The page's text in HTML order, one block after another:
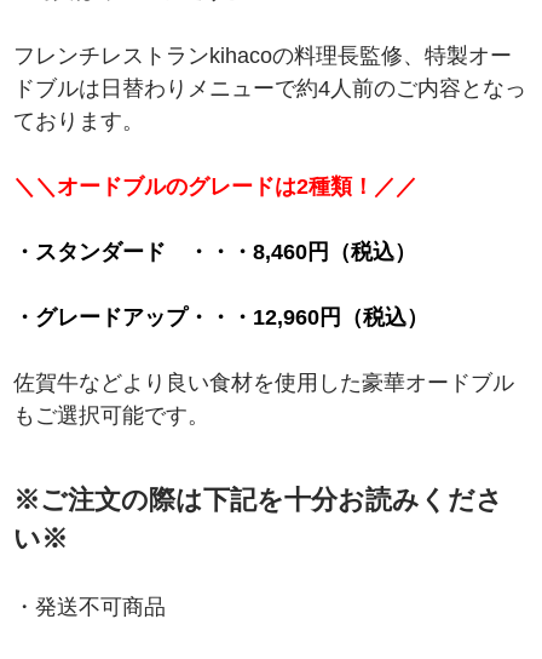
フレンチレストランkihacoの料理長監修、特製オー
ドブルは日替わりメニューで約4人前のご内容となっ
ております。
＼＼オードブルのグレードは2種類！／／
・スタンダード ・・・8,460円（税込）
・グレードアップ・・・12,960円（税込）
佐賀牛などより良い食材を使用した豪華オードブル
もご選択可能です。
※ご注文の際は下記を十分お読みくださ
い※
・発送不可商品